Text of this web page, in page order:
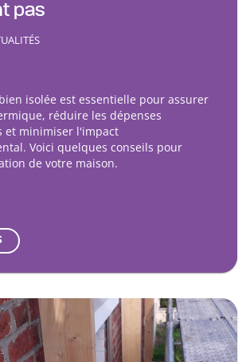
pas
isolée est essentielle pour assurer
réduire les dépenses
et minimiser l'impact
Voici quelques conseils pour
de votre maison.